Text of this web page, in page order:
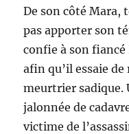
De son côté Mara,
pas apporter son
confie à son fiancé
afin qu’il essaie
meurtrier sadique.
jalonnée de
victime de